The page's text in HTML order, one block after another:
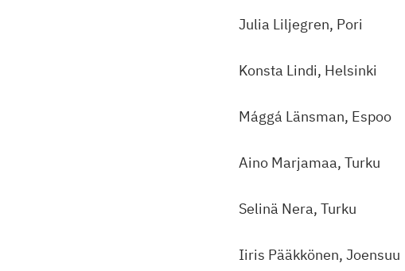
Julia Liljegren, Pori
Konsta Lindi, Helsinki
Mággá Länsman, Espoo
Aino Marjamaa, Turku
Selinä Nera, Turku
Iiris Pääkkönen, Joensuu